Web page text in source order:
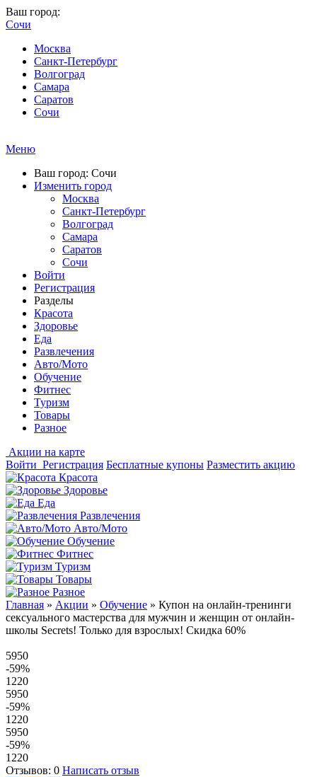
Ваш город:
Сочи
Москва
Санкт-Петербург
Волгоград
Самара
Саратов
Сочи
Меню
Ваш город: Сочи
Изменить город
Москва
Санкт-Петербург
Волгоград
Самара
Саратов
Сочи
Войти
Регистрация
Разделы
Красота
Здоровье
Еда
Развлечения
Авто/Мото
Обучение
Фитнес
Туризм
Товары
Разное
Акции на карте
Войти Регистрация Бесплатные купоны Разместить акцию
Красота
Здоровье
Еда
Развлечения
Авто/Мото
Обучение
Фитнес
Туризм
Товары
Разное
Главная » Акции » Обучение » Купон на онлайн-тренинги
сексуального мастерства для мужчин и женщин от онлайн-
школы Secrets! Только для взрослых! Скидка 60%
5950
-59%
1220
5950
-59%
1220
5950
-59%
1220
Отзывов: 0 Написать отзыв